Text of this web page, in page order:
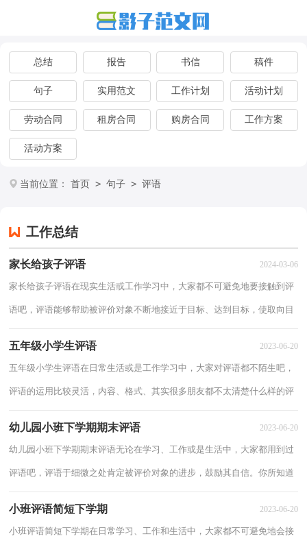
总结 报告 书信 稿件
句子 实用范文 工作计划 活动计划
劳动合同 租房合同 购房合同 工作方案
活动方案
当前位置： 首页 > 句子 > 评语
工作总结
家长给孩子评语 2024-03-06
家长给孩子评语在现实生活或工作学习中，大家都不可避免地要接触到评
语吧，评语能够帮助被评价对象不断地接近于目标、达到目标，使取向目
五年级小学生评语 2023-06-20
五年级小学生评语在日常生活或是工作学习中，大家对评语都不陌生吧，
评语的运用比较灵活，内容、格式、其实很多朋友都不太清楚什么样的评
幼儿园小班下学期期末评语 2023-06-20
幼儿园小班下学期期末评语无论在学习、工作或是生活中，大家都用到过
评语吧，评语于细微之处肯定被评价对象的进步，鼓励其自信。你所知道
小班评语简短下学期 2023-06-20
小班评语简短下学期在日常学习、工作和生活中，大家都不可避免地会接